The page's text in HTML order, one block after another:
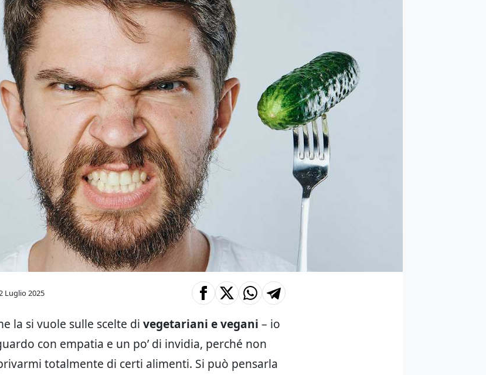
Luglio 2025
la si vuole sulle scelte di vegetariani e vegani – io
con empatia e un po’ di invidia, perché non
totalmente di certi alimenti. Si può pensarla